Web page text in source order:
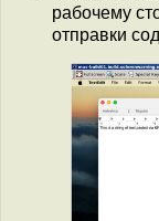
рабочему
отправки